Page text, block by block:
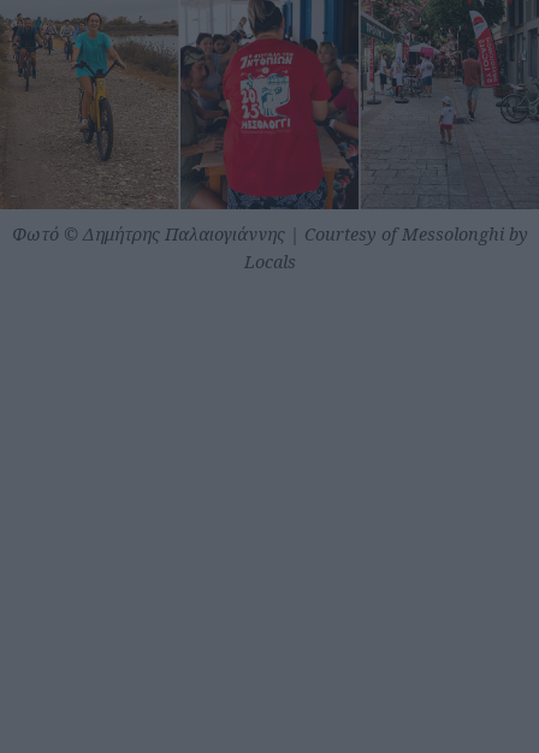
Φωτό © Δημήτρης Παλαιογιάννης | Courtesy of Messolonghi by
Locals